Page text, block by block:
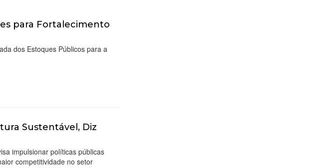
para Fortalecimento
dos Estoques Públicos para a
Sustentável, Diz
impulsionar políticas públicas
competitividade no setor